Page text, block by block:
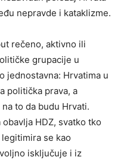
nepravde i kataklizme.
rečeno, aktivno ili
grupacije u
jednostavna: Hrvatima u
politička prava, a
to da budu Hrvati.
HDZ, svatko tko
se kao
isključuje i iz